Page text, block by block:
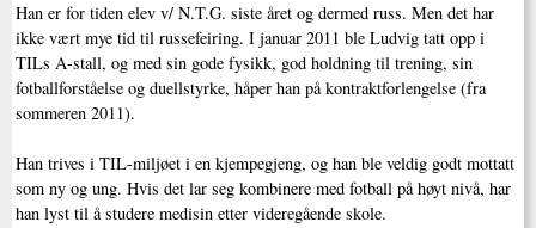
Han er for tiden elev v/ N.T.G. siste året og dermed russ. Men det har
ikke vært mye tid til russefeiring. I januar 2011 ble Ludvig tatt opp i
TILs A-stall, og med sin gode fysikk, god holdning til trening, sin
fotballforståelse og duellstyrke, håper han på kontraktforlengelse (fra
sommeren 2011).
Han trives i TIL-miljøet i en kjempegjeng, og han ble veldig godt mottatt
som ny og ung. Hvis det lar seg kombinere med fotball på høyt nivå, har
han lyst til å studere medisin etter videregående skole.